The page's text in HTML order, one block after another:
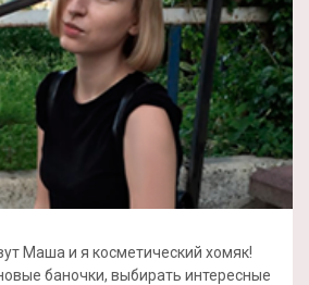
Маша и я косметический хомяк!
баночки, выбирать интересные